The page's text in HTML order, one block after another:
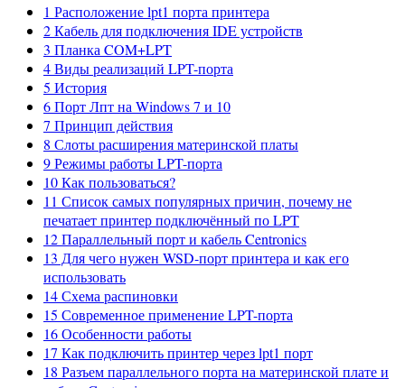
1 Расположение lpt1 порта принтера
2Кабель для подключения IDE устройств
3 Планка COM+LPT
4Виды реализаций LPT-порта
5 История
6Порт Лпт на Windows 7 и 10
7 Принцип действия
8 Слоты расширения материнской платы
9Режимы работы LPT-порта
10Как пользоваться?
11 Список самых популярных причин, почему не
печатает принтер подключённый по LPT
12Параллельный порт и кабель Centronics
13 Для чего нужен WSD-порт принтера и как его
использовать
14Схема распиновки
15 Современное применение LPT-порта
16Особенности работы
17 Как подключить принтер через lpt1 порт
18 Разъем параллельного порта на материнской плате и